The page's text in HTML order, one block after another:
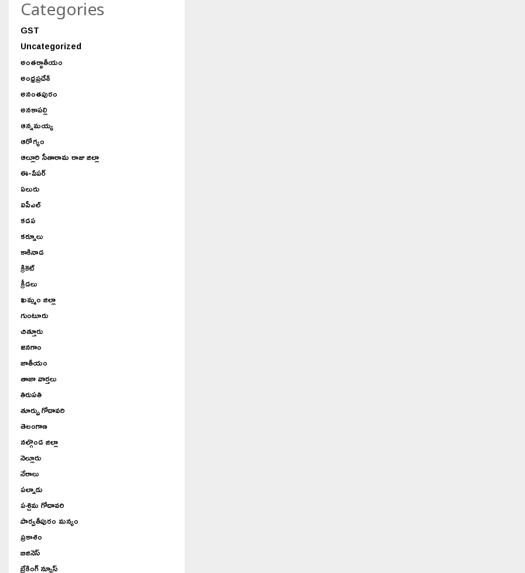
Categories
GST
Uncategorized
అంతర్జాతీయం
అంధ్రప్రదేశ్
అనంతపురం
అనకాపల్లి
ఆన్నమయ్య
ఆరోగ్యం
ఆల్లూరి సీతారామ రాజు జిల్లా
ఈ-పేపర్
ఏలురు
ఐపీఎల్
కడప
కర్నూలు
కాకినాడ
క్రికెట్
క్రీడలు
ఖమ్మం జిల్లా
గుంటూరు
చిత్తూరు
జనగాం
జాతీయం
తాజా వార్తలు
తిరుపతి
తూర్పు గోదావరి
తెలంగాణ
నల్గొండ జిల్లా
నెల్లూరు
నేరాలు
పల్నాడు
పశ్చిమ గోదావరి
పార్వతీపురం మన్యం
ప్రకాశం
బిజినెస్
బ్రేకింగ్ న్యూస్